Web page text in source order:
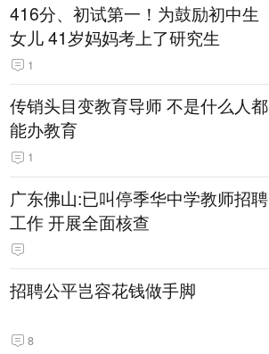
416分、初试第一！为鼓励初中生
女儿 41岁妈妈考上了研究生
1
传销头目变教育导师 不是什么人都
能办教育
1
广东佛山:已叫停季华中学教师招聘
工作 开展全面核查
招聘公平岂容花钱做手脚
8